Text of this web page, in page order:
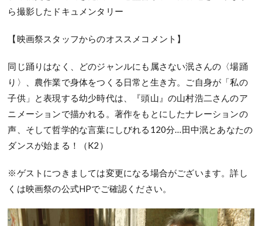
ら撮影したドキュメンタリー
【映画祭スタッフからのオススメコメント】
同じ踊りはなく、どのジャンルにも属さない泯さんの〈場踊
り〉、農作業で身体をつくる日常と生き方。ご自身が「私の
子供」と表現する幼少時代は、『頭山』の山村浩二さんのア
ニメーションで描かれる。著作をもとにしたナレーションの
声、そして哲学的な言葉にしびれる 120分…田中泯とあなたの
ダンスが始まる！（K2 ）
※ゲストにつきましては変更になる場合がございます。詳し
くは映画祭の公式HPでご確認ください。